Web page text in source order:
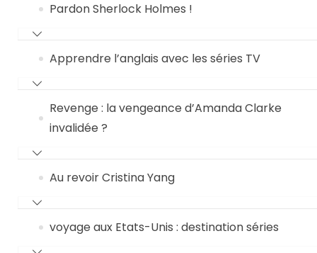
Pardon Sherlock Holmes !
Apprendre l’anglais avec les séries TV
Revenge : la vengeance d’Amanda Clarke
invalidée ?
Au revoir Cristina Yang
voyage aux Etats-Unis : destination séries